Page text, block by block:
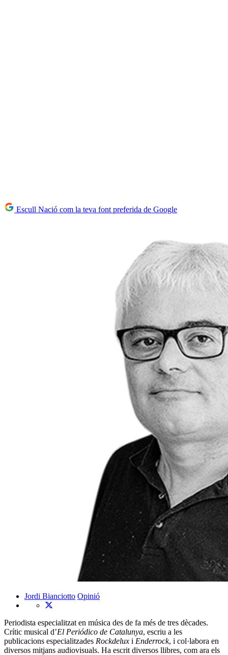
Escull Nació com la teva font preferida de Google
Jordi Bianciotto Opinió
Periodista especialitzat en música des de fa més de tres dècades.
Crític musical d’El Periódico de Catalunya, escriu a les
publicacions especialitzades Rockdelux i Enderrock, i col·labora en
diversos mitjans audiovisuals. Ha escrit diversos llibres, com ara els